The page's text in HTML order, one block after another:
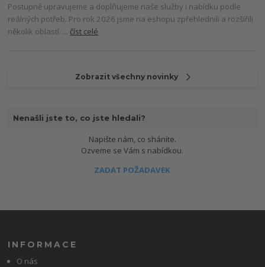
Postupně upravujeme a doplňujeme naše služby i nabídku podle
reálných potřeb. Pro rok 2026 jsme na eshopu zpřehlednili a rozšířili
několik oblastí. ... číst celé
Zobrazit všechny novinky
Nenašli jste to, co jste hledali?
Napište nám, co sháníte.
Ozveme se Vám s nabídkou.
ZADAT POŽADAVEK
INFORMACE
O nás